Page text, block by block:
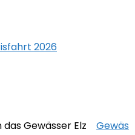
2026
Gewäs